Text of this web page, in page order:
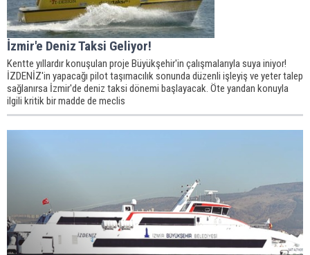
İzmir'e Deniz Taksi Geliyor!
Kentte yıllardır konuşulan proje Büyükşehir'in çalışmalarıyla suya iniyor!
İZDENİZ'in yapacağı pilot taşımacılık sonunda düzenli işleyiş ve yeter talep
sağlanırsa İzmir'de deniz taksi dönemi başlayacak. Öte yandan konuyla
ilgili kritik bir madde de meclis